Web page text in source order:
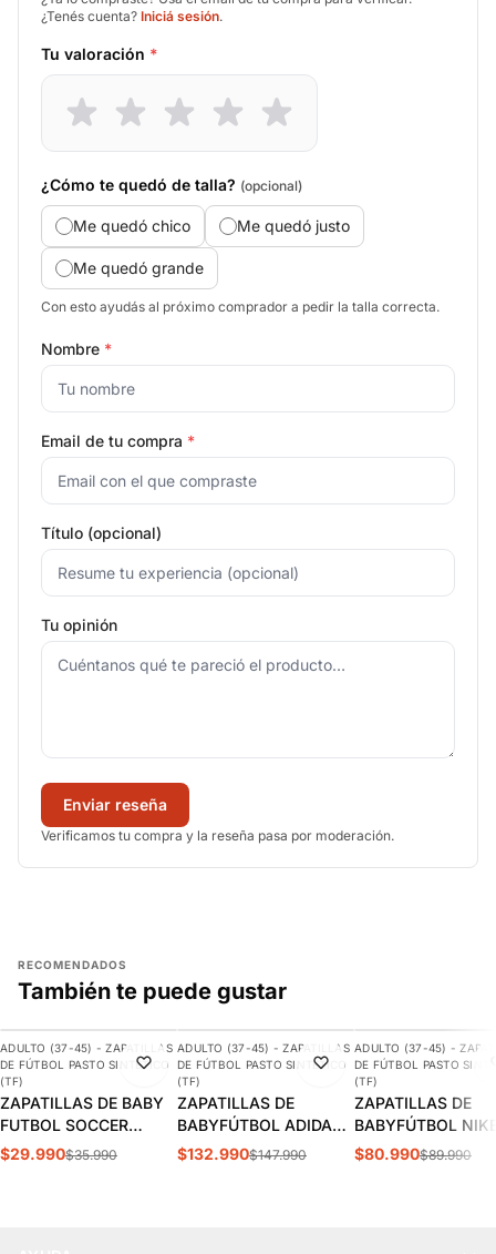
¿Tenés cuenta? Iniciá sesión.
Tu valoración *
¿Cómo te quedó de talla? (opcional)
Me quedó chico Me quedó justo
Me quedó grande
Con esto ayudás al próximo comprador a pedir la talla correcta.
Nombre *
Email de tu compra *
Título (opcional)
Tu opinión
Enviar reseña
Verificamos tu compra y la reseña pasa por moderación.
RECOMENDADOS
También te puede gustar
-17%
AGREGAR
ADULTO (37-45) - ZAPATILLAS
DE FÚTBOL PASTO SINTÉTICO
(TF)
ZAPATILLAS DE BABY
FUTBOL SOCCER
DARKBLUE ADULTO
$29.990$35.990
-10%
AGREGAR
ADULTO (37-45) - ZAPATILLAS
DE FÚTBOL PASTO SINTÉTICO
(TF)
ZAPATILLAS DE
BABYFÚTBOL ADIDAS
COPA MUNDIAL
$132.990$147.990
-10%
ADULTO (37-45) -
DE FÚTBOL PASTO
(TF)
ZAPATILLAS DE
BABYFÚTBOL
TIEMPO LEGEND
$80.990$89.990